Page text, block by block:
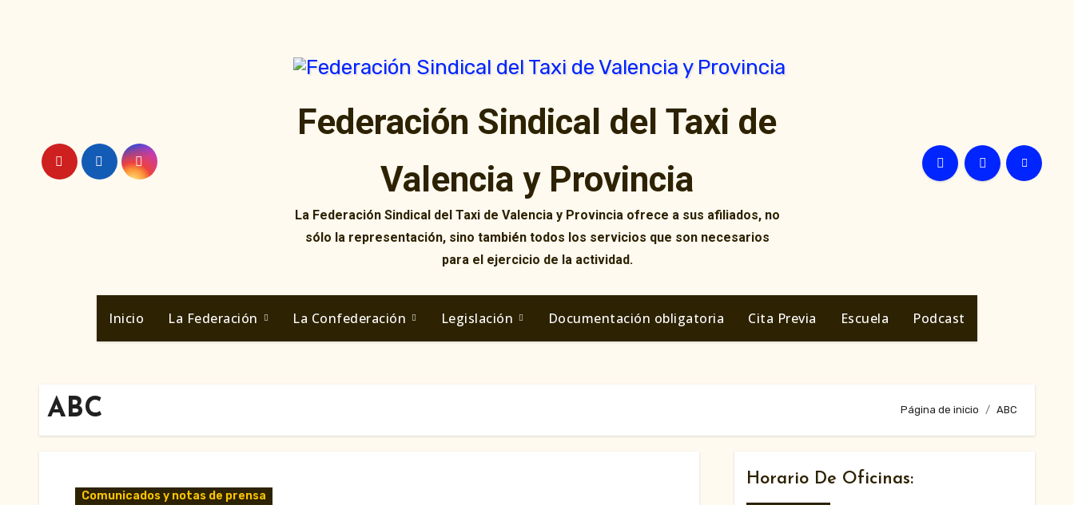
Federación Sindical del Taxi de
Valencia y Provincia
La Federación Sindical del Taxi de Valencia y Provincia ofrece a sus afiliados, no
sólo la representación, sino también todos los servicios que son necesarios
para el ejercicio de la actividad.
Inicio La Federación La Confederación Legislación Documentación obligatoria Cita Previa Escuela Podcast
ABC Página de inicio ABC
Comunicados y notas de prensa
Horario De Oficinas: